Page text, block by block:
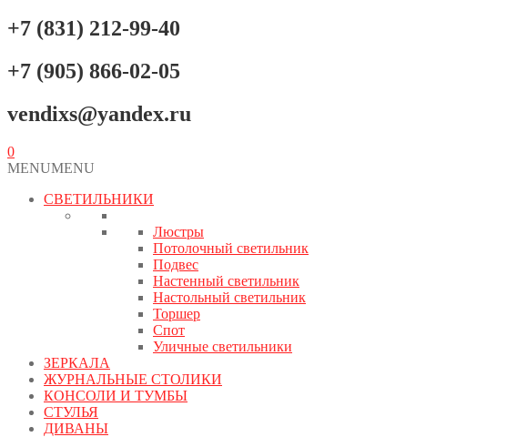
+7 (831) 212-99-40
+7 (905) 866-02-05
vendixs@yandex.ru
0
MENUMENU
СВЕТИЛЬНИКИ
Люстры
Потолочный светильник
Подвес
Настенный светильник
Настольный светильник
Торшер
Спот
Уличные светильники
ЗЕРКАЛА
ЖУРНАЛЬНЫЕ СТОЛИКИ
КОНСОЛИ И ТУМБЫ
СТУЛЬЯ
ДИВАНЫ